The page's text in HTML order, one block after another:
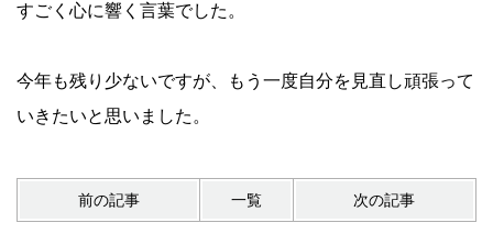
すごく心に響く言葉でした。
今年も残り少ないですが、もう一度自分を見直し頑張って
いきたいと思いました。
前の記事 一覧 次の記事